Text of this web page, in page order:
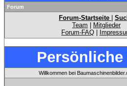
Forum
Forum-Startseite
Team
Mitglieder
Forum-FAQ
Persönliche
Willkommen bei